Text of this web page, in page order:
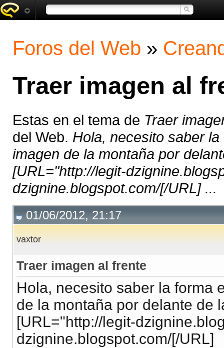
Foros del Web »
Traer imagen al
Estas en el tema de Traer
del Web. Hola, necesito saber
imagen de la montaña por
[URL="http://legit-
dzignine.blogspot.com/[/URL] ...
01/06/2012, 21:17
vaxtor
Traer imagen al frente
Hola, necesito saber la forma
de la montaña por delante de
[URL="http://legit-
dzignine.blogspot.com/[/URL]